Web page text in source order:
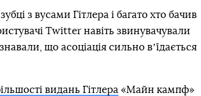
з вусами Гітлера і багато хто бачив
Twitter навіть звинувачували
що асоціація сильно вʼїдається
видань Гітлера «Майн кампф»